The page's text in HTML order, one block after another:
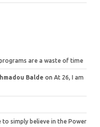
are a waste of time
Balde on At 26, I am
to simply believe in the Power